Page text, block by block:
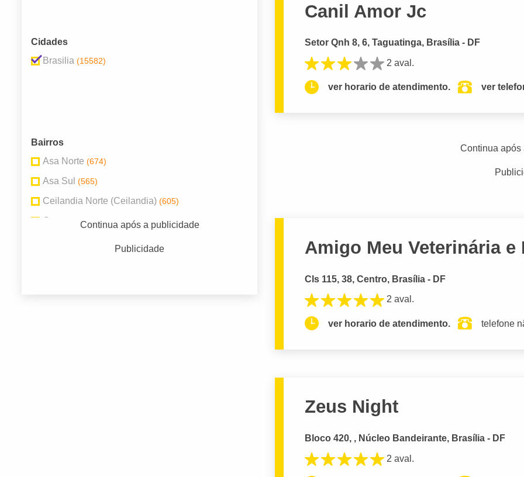
Cidades
Brasilia (15582)
Bairros
Asa Norte (674)
Asa Sul (565)
Ceilandia Norte (Ceilandia) (605)
Centro (1126)
Continua após a publicidade
Publicidade
Canil Amor Jc
Setor Qnh 8, 6, Taguatinga, Brasília - DF
2 aval.
ver horario de atendimento. ver
Continua após
Amigo Meu Veterinária e
Cls 115, 38, Centro, Brasília - DF
2 aval.
ver horario de atendimento. telefone
Zeus Night
Bloco 420, , Núcleo Bandeirante, Brasília - DF
2 aval.